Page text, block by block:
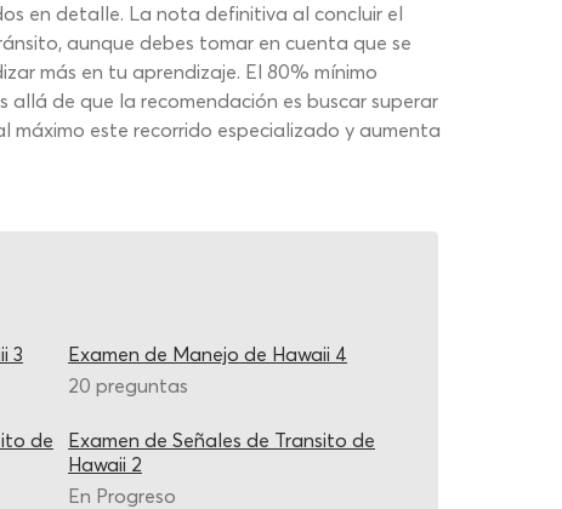
en detalle. La nota definitiva al concluir el
aunque debes tomar en cuenta que se
más en tu aprendizaje. El 80% mínimo
allá de que la recomendación es buscar superar
máximo este recorrido especializado y aumenta
3
Examen de Manejo de Hawaii 4
20 preguntas
de
Examen de Señales de Transito de
Hawaii 2
En Progreso